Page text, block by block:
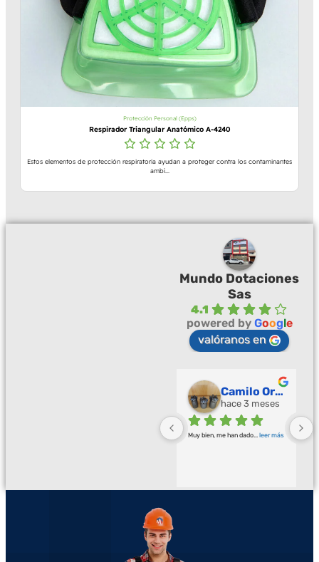
Protección Personal (Epps)
Respirador Triangular Anatómico A-4240
Estos elementos de protección respiratoria ayudan a proteger contra los contaminantes
ambi...
Mundo Dotaciones
Sas
4.1
powered by Google
valóranos en
Camilo Ortegón
hace 3 meses
Muy bien, me han dado... leer más